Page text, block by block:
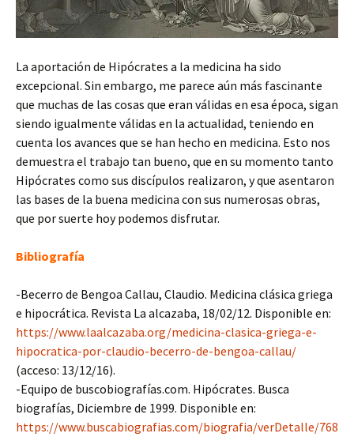
La aportación de Hipócrates a la medicina ha sido
excepcional. Sin embargo, me parece aún más fascinante
que muchas de las cosas que eran válidas en esa época, sigan
siendo igualmente válidas en la actualidad, teniendo en
cuenta los avances que se han hecho en medicina. Esto nos
demuestra el trabajo tan bueno, que en su momento tanto
Hipócrates como sus discípulos realizaron, y que asentaron
las bases de la buena medicina con sus numerosas obras,
que por suerte hoy podemos disfrutar.
Bibliografía
-Becerro de Bengoa Callau, Claudio. Medicina clásica griega
e hipocrática. Revista La alcazaba, 18/02/12. Disponible en:
https://www.laalcazaba.org/medicina-clasica-griega-e-
hipocratica-por-claudio-becerro-de-bengoa-callau/
(acceso: 13/12/16).
-Equipo de buscobiografías.com. Hipócrates. Busca
biografías, Diciembre de 1999. Disponible en:
https://www.buscabiografias.com/biografia/verDetalle/768